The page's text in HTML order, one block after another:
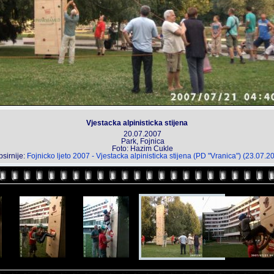
Vjestacka alpinisticka stijena
20.07.2007
Park, Fojnica
Foto: Hazim Cukle
Fojnicko ljeto 2007 - Vjestacka alpinisticka stijena (PD "Vranica")